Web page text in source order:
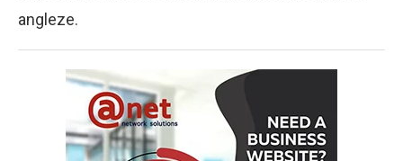
angleze.